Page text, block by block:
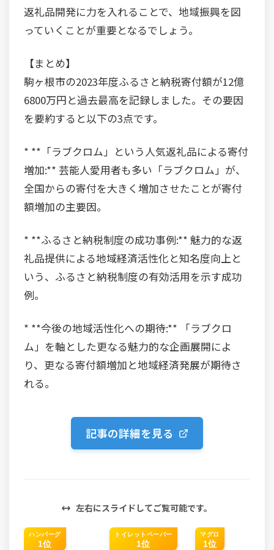
返礼品開発に力を入れることで、地域振興を図
っていくことが重要となるでしょう。
【まとめ】
駒ヶ根市の2023年度ふるさと納税寄付額が12億
6800万円と過去最高を記録しました。その要因
を要約すると以下の3点です。
* **「ラブクロム」という人気返礼品による寄付
増加:** 芸能人愛用者も多い「ラブクロム」が、
全国からの寄付を大きく増加させたことが寄付
額増加の主要因。
* **ふるさと納税制度の成功事例:** 魅力的な返
礼品提供による地域経済活性化と知名度向上と
いう、ふるさと納税制度の有効活用を示す成功
例。
* **今後の地域活性化への期待:** 「ラブクロ
ム」を軸とした更なる魅力的な企画展開によ
り、更なる寄付額増加と地域経済発展が期待さ
れる。
記事の詳細を見る
左右にスライドしてご覧可能です。
ハンバーグ
1位
トイレットペーパー
1位
マグロ
1位